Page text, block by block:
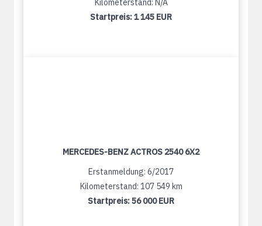
Kilometerstand: N/A
Startpreis:1 145 EUR
MERCEDES-BENZ ACTROS 2540 6X2
Erstanmeldung: 6/2017
Kilometerstand: 107 549 km
Startpreis:56 000 EUR